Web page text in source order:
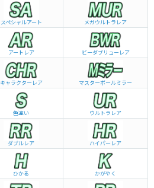
スペシャルアート メガウルトラレア
アートレア ビーダブリュー レア
キャラクターレア マスターボールミラー
色違い ウルトラレア
ダブルレア ハイパーレア
ひかる かがやく